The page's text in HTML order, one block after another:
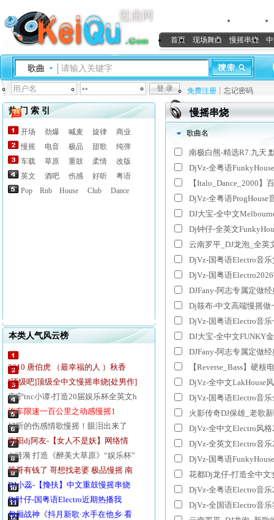
首页 现场舞曲 慢摇串烧
免费注册 ┆ 忘记密码
最新上传┆舞曲排行 推荐舞曲┆网友推荐 ┆ 收藏排行┆ 今日排行
热 门 索 引
开场 劲爆 喊麦 旋律
商业
慢摇
电音 极品 甜歌
纯弹
车载
草原 重鼓 柔情
改版
英文
酒吧 伤感 好听
粤语
Pop
Rnb House Club Dance
本类人气风云榜
2010 唐伯虎 （最幸福的人 ）秋香
[顶级吧]顶级全中文慢摇串烧[处男作]
广宁tnc小谭-打造20届娱乐杯全英文h
汽车限速一百公里之动感慢摇1
好听的伤感情歌慢摇！眼泪出来了
DJ小蕊-【搀扶】中文重鼓慢摇串烧
Dj叶仔-国粤语Electro近期热播我
慢摇串烧
歌曲名
DjVz-全粤语
【Italo_Dance_2000】
DjVz-全粤语ProgHouse
DJ大宝-全中文
Dj钟仔-全英文
DjVz-国粤语Electro音
DjVz-国粤语
DJFany-阿志专属定做
Dj筱布-中文高端慢摇做
DjVz-国粤语Electro音
DJFany-阿志专属定做
【Reverse_Bass】硬
DjVz-全中文LakHouse
DjVz-国粤语Electro音
火影传奇DJ保雄_老歌
DjVz-全中文Electro风
DjVz-全英文Electro音
DjVz-国粤语
花都Dj龙仔-打造全中文
DjVz-全粤语Electro音
DjVz-全国语Electro音